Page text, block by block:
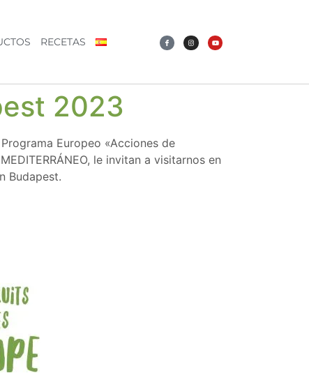
RECETAS
2023
Europeo «Acciones de
le invitan a visitarnos en
Budapest.